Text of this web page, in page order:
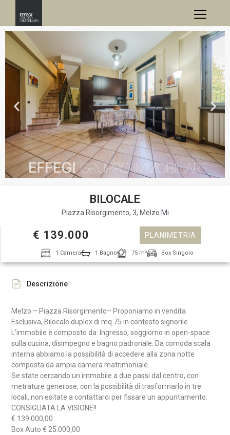
BILOCALE
Piazza Risorgimento, 3, Melzo Mi
€ 139.000 PLANIMETRIA
1 Camera 1 Bagno 75 m² Box Singolo
Descrizione
Melzo – Piazza Risorgimento– Proponiamo in vendita
Esclusiva, Bilocale duplex di mq 75 in contesto signorile
L’immobile è composto da: Ingresso, soggiorno in open-space
sulla cucina, disimpegno e bagno padronale. Da comoda scala
interna abbiamo la possibilità di accedere alla zona notte
composta da ampia camera matrimoniale.
Se state cercando un immobile a due passi dal centro, con
metrature generose, con la possibilità di trasformarlo in tre
locali, non esitate a contattarci per fissare un appuntamento.
CONSIGLIATA LA VISIONE!!
€ 139.000,00
Box Auto € 25.000,00